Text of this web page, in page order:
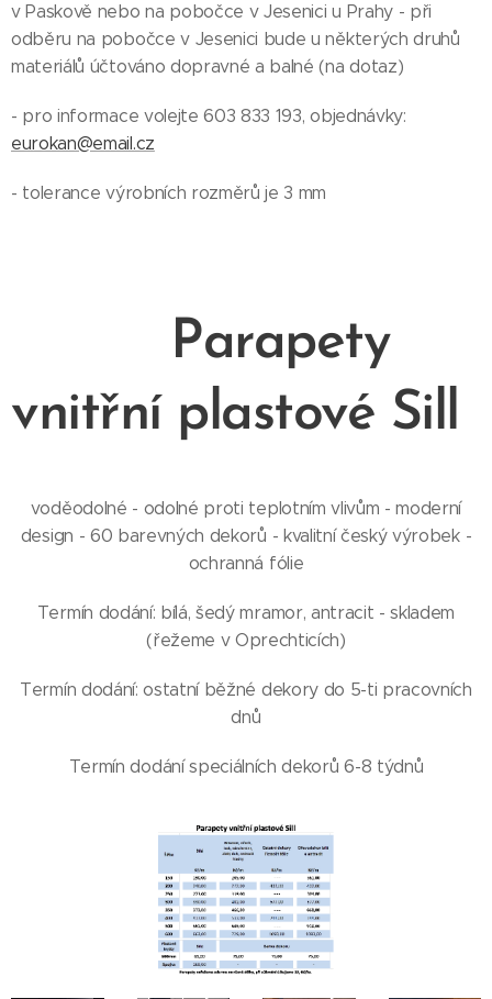
v Paskově nebo na pobočce v Jesenici u Prahy - při
odběru na pobočce v Jesenici bude u některých druhů
materiálů účtováno dopravné a balné (na dotaz)
- pro informace volejte 603 833 193, objednávky:
eurokan@email.cz
- tolerance výrobních rozměrů je 3 mm
Parapety
vnitřní plastové Sill
voděodolné - odolné proti teplotním vlivům - moderní
design - 60 barevných dekorů - kvalitní český výrobek -
ochranná fólie
Termín dodání: bílá, šedý mramor, antracit - skladem
(řežeme v Oprechticích)
Termín dodání: ostatní běžné dekory do 5-ti pracovních
dnů
Termín dodání speciálních dekorů 6-8 týdnů
Plastové